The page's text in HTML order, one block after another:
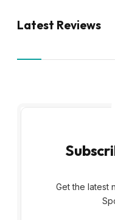
Latest Reviews
Get the latest